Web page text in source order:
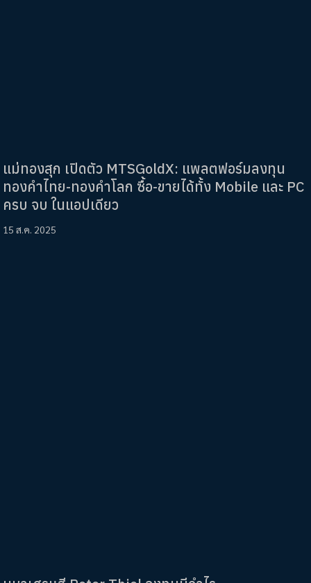
แม่ทองสุก เปิดตัว MTSGoldX: แพลตฟอร์มลงทุน
ทองคำไทย-ทองคำโลก ซื้อ-ขายได้ทั้ง Mobile และ PC
ครบ จบ ในแอปเดียว
15 ส.ค. 2025